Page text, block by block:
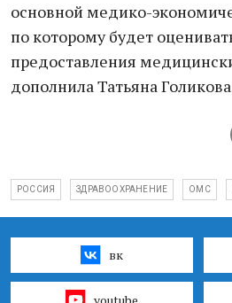
основной медико-
по которому будет
предоставления
дополнила Татьяна
РОССИЯ ЗДРАВООХРАНЕНИЕ ОМС
вк
youtube